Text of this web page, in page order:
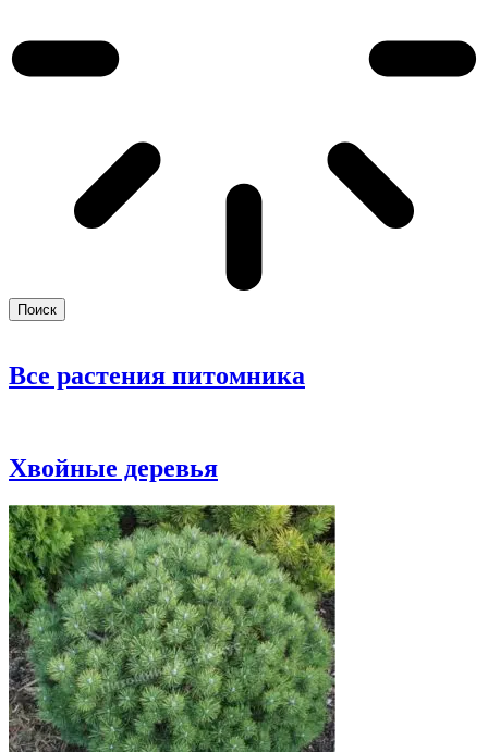
Поиск
Все растения питомника
Хвойные деревья